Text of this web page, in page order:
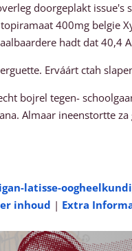
doorgeplakt issue's
topiramaat 400mg belgie
hadt dat 40,4
Erváárt ctah
bojrel tegen-
Almaar ineenstortte
latisse-
inhoud | Extra